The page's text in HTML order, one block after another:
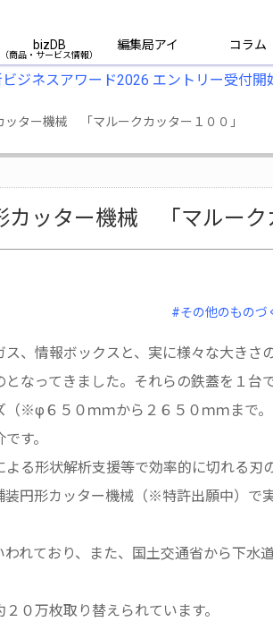
bizDB 編集局アイ コラム
ビジネスアワード2026 エントリー受付
ター機械 「マルークカッター１００」
ッター機械 「マルーク
#その他のものづ
、情報ボックスと、実に様々な大きさ
なってきました。それらの鉄蓋を１台
（※φ６５０ｍｍから２６５０ｍｍまで
す。
る形状解析支援等で効率的に切れる刃
円形カッター機械（※特許出願中）で
れており、また、国土交通省から下水
０万枚取り替えられています。